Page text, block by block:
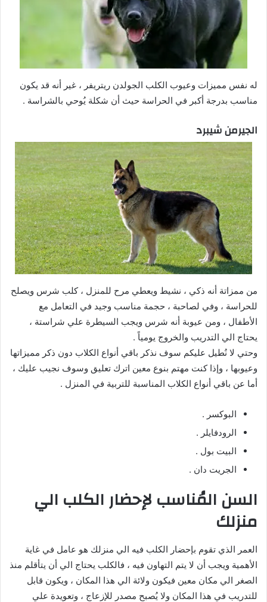
له نفس مميزات وعيوب الكلب الجولدن ريتريفر ، غير أنه قد يكون
مناسب بدرجة أكبر في الحراسة حيث أن شكلة يُوحي بالشراسة .
الجيرمن شيبرد
من ممزاتة أنه ذكي ، نشيط ويعطي مرح للمنزل ، كلب شرس ويصلح
للحراسة ، وفي لصاحبة ، حجمة مناسب وجيد في التعامل مع
الأطفال ، ومن عيوبة أنه شرس ويجب السيطرة علي شراستة ،
يحتاج الي التدريب والخروج يومياً .
وحتي لا نُطيل عليكم سوف نذكر باقي أنواع الكلاب دون ذكر مميزاتها
وعيوبها ، وإذا كنت مهتم بنوع معين اترك تعليق وسوف نجيب عليك ،
أما عن باقي أنواع الكلاب المناسبة للتربية في المنزل .
البوكسر .
الرودفايلر .
البيت بول .
الجريت دان .
السن المُناسب لإحضار الكلب الي
منزلك
العمر الذي تقوم بإحضار الكلب فيه الي منزلك هو عامل في غاية
الأهمية ويجب أن لا يتم التهاون فيه ، فالكلب يحتاج الي أن يتأقلم منذ
الصغر الي مكان معين فيكون ولائة الي هذا المكان ، ويكون قابل
للتدريب في هذا المكان ولا يُصبح مصدر للإزعاج ، وتعويدة علي